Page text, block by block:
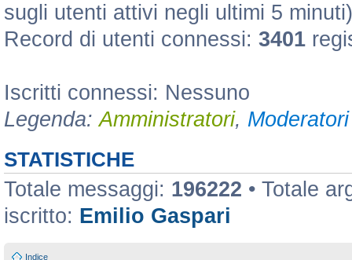
sugli utenti attivi negli ultimi 5 minuti)
Record di utenti connessi: 3401
Iscritti connessi: Nessuno
Legenda:Amministratori,
STATISTICHE
Totale messaggi: 196222 • Totale
iscritto: Emilio Gaspari
Indice